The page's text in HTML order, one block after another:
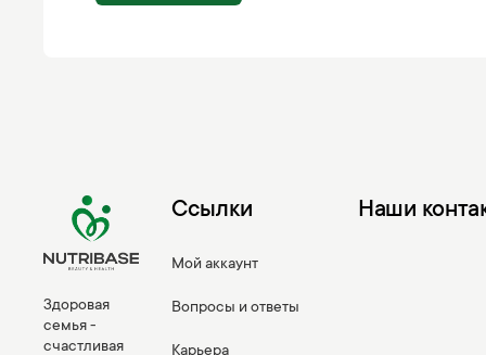
Здоровая
семья -
счастливая
Ссылки
Мой аккаунт
Вопросы и ответы
Наши